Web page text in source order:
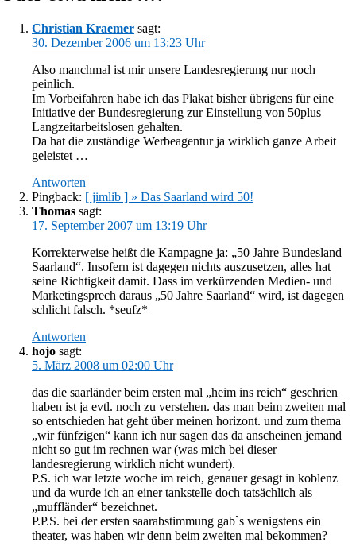
Christian Kraemer sagt:
30. Dezember 2006 um 13:23 Uhr
Also manchmal ist mir unsere Landesregierung nur noch
peinlich.
Im Vorbeifahren habe ich das Plakat bisher übrigens für eine
Initiative der Bundesregierung zur Einstellung von 50plus
Langzeitarbeitslosen gehalten.
Da hat die zuständige Werbeagentur ja wirklich ganze Arbeit
geleistet …
Antworten
Pingback: [ jimlib ] » Das Saarland wird 50!
Thomas sagt:
17. September 2007 um 13:19 Uhr
Korrekterweise heißt die Kampagne ja: „50 Jahre Bundesland
Saarland“. Insofern ist dagegen nichts auszusetzen, alles hat
seine Richtigkeit damit. Dass im verkürzenden Medien- und
Marketingsprech daraus „50 Jahre Saarland“ wird, ist dagegen
schlicht falsch. *seufz*
Antworten
hojo sagt:
5. März 2008 um 02:00 Uhr
das die saarländer beim ersten mal „heim ins reich“ geschrien
haben ist ja evtl. noch zu verstehen. das man beim zweiten mal
so entschieden hat geht über meinen horizont. und zum thema
„wir fünfzigen“ kann ich nur sagen das da anscheinen jemand
nicht so gut im rechnen war (was mich bei dieser
landesregierung wirklich nicht wundert).
P.S. ich war letzte woche im reich, genauer gesagt in koblenz
und da wurde ich an einer tankstelle doch tatsächlich als
„muffländer“ bezeichnet.
P.P.S. bei der ersten saarabstimmung gab`s wenigstens ein
theater, was haben wir denn beim zweiten mal bekommen?